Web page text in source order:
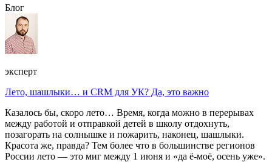
Блог
эксперт
Лето, шашлыки… и CRM для УК? Да, это важно
Казалось бы, скоро лето… Время, когда можно в перерывах
между работой и отправкой детей в школу отдохнуть,
позагорать на солнышке и пожарить, наконец, шашлыки.
Красота же, правда? Тем более что в большинстве регионов
России лето — это миг между 1 июня и «да ё-моё, осень уже».